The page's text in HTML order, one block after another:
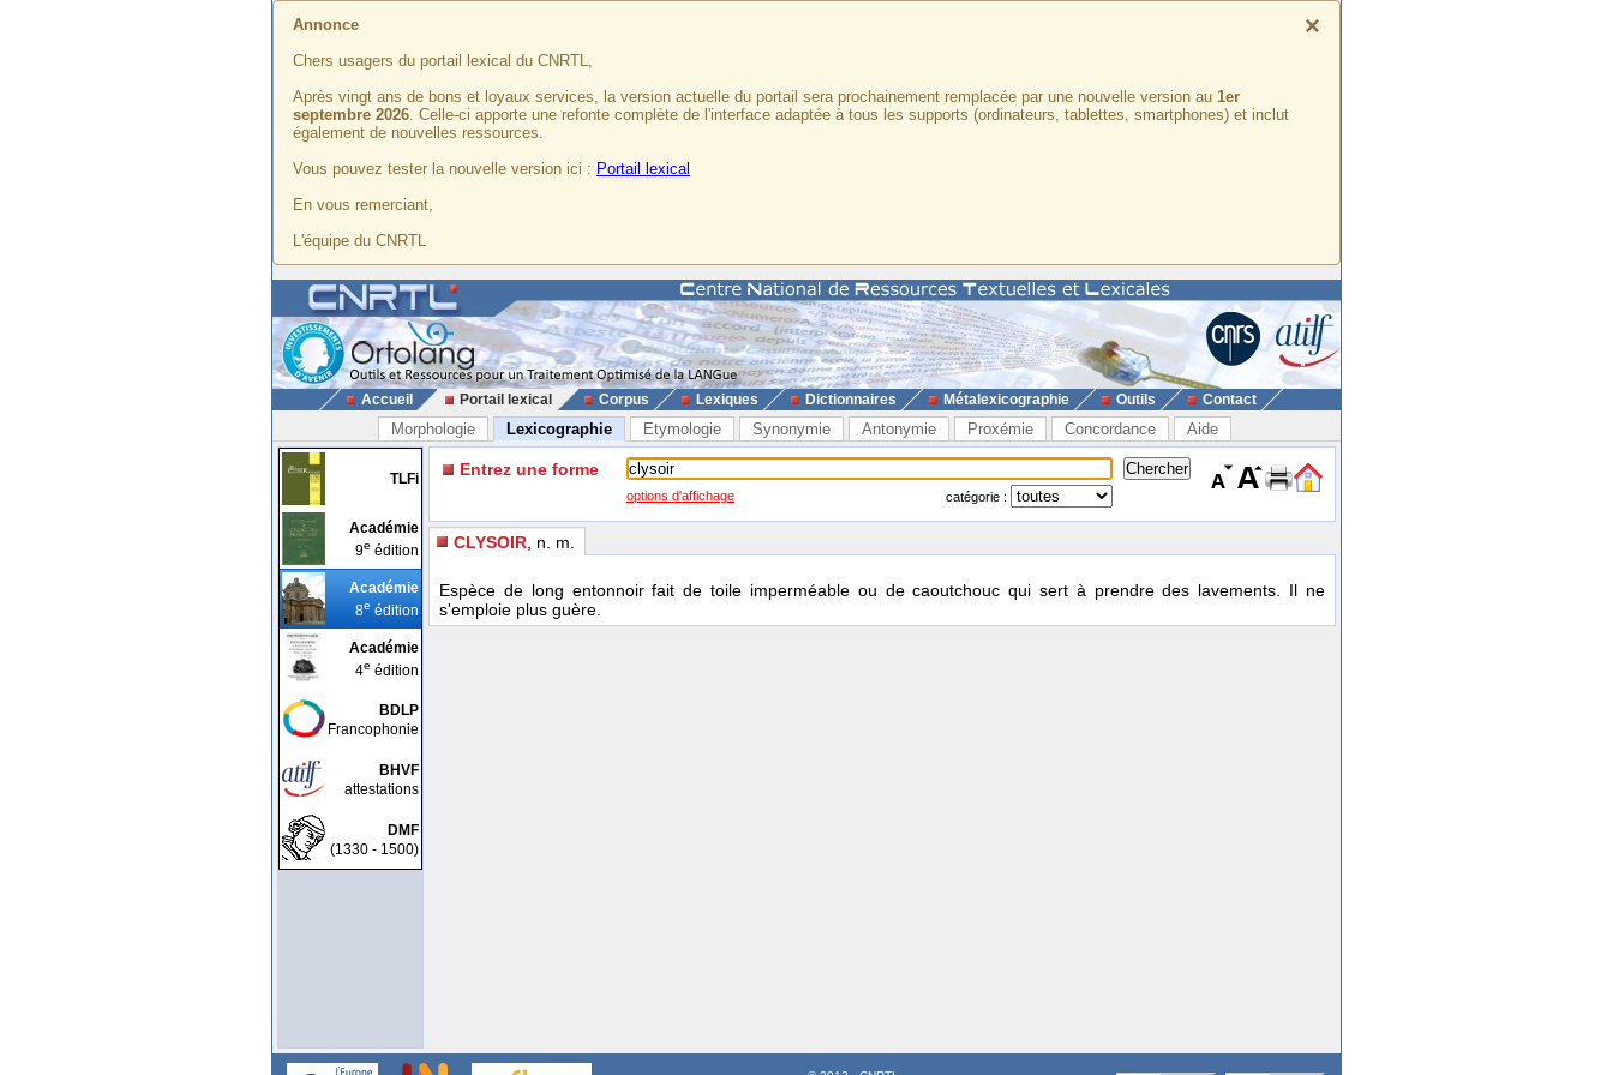
×
Annonce
Chers usagers du portail lexical du CNRTL,
Après vingt ans de bons et loyaux services, la version actuelle du portail sera prochainement remplacée par une nouvelle version au 1er
septembre 2026. Celle-ci apporte une refonte complète de l'interface adaptée à tous les supports (ordinateurs, tablettes, smartphones) et inclut
également de nouvelles ressources.
Vous pouvez tester la nouvelle version ici : Portail lexical
En vous remerciant,
L'équipe du CNRTL
Accueil Portail lexical Corpus Lexiques Dictionnaires Métalexicographie Outils Contact
Morphologie Lexicographie Etymologie Synonymie Antonymie Proxémie Concordance Aide
TLFi
Académie
9e édition
Académie
8e édition
Académie
4e édition
BDLP
Francophonie
BHVF
attestations
DMF
(1330 - 1500)
Entrez une forme
options d'affichage catégorie :
CLYSOIR , n. m.
Espèce de long entonnoir fait de toile imperméable ou de caoutchouc qui sert à prendre des lavements. Il ne
s'emploie plus guère.